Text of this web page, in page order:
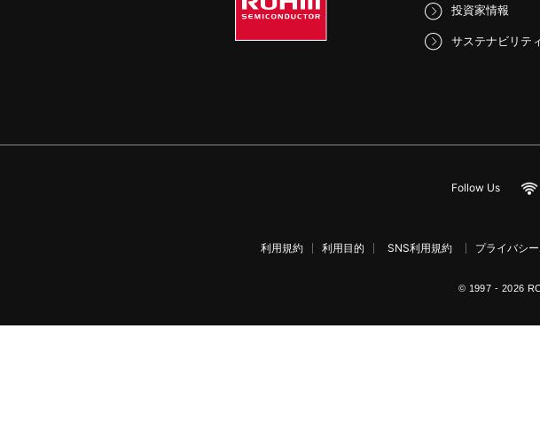
投資家情報
サステナビリテ
Follow Us
利用規約 利用目的 SNS利用規約 プライバシ
© 1997 - 2026